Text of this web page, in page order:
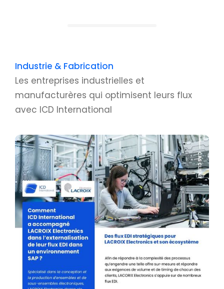
Industrie & Fabrication
Les entreprises industrielles et
manufacturères qui optimisent leurs flux
avec ICD International